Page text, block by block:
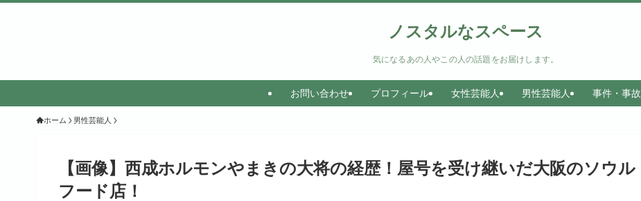
ノスタルなスペース
気になるあの人やこの人の話題をお届けします。
お問い合わせ プロフィール 女性芸能人 男性芸能人 事件・事故
ホーム 男性芸能人
【画像】西成ホルモンやまきの大将の経歴！屋号を受け継いだ大阪のソウル
フード店！